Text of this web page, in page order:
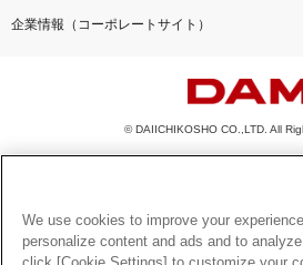
企業情報（コーポレートサイト）
© DAIICHIKOSHO CO.,LTD. All
このサイトに掲載されている一切の文章・画像・写
を問わず、著作権法の定める範囲を超えて無断で複
とを禁じます。
楽曲及びコンテンツは、機種によりご利用いただけ
We use cookies to improve your
personalize content and ads and to